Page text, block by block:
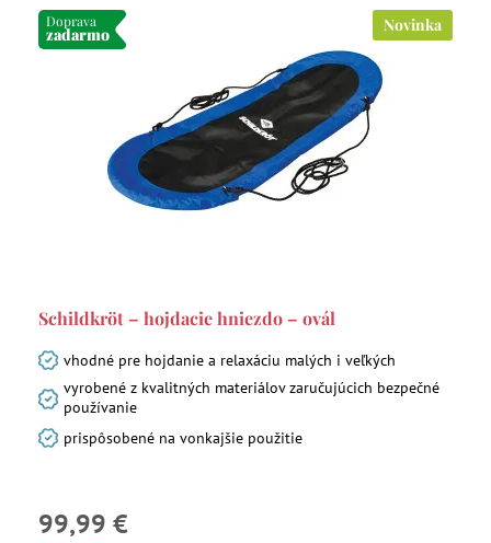
Doprava
zadarmo Novinka
Schildkröt – hojdacie hniezdo – ovál
vhodné pre hojdanie a relaxáciu malých i veľkých
vyrobené z kvalitných materiálov zaručujúcich bezpečné
používanie
prispôsobené na vonkajšie použitie
99,99 €